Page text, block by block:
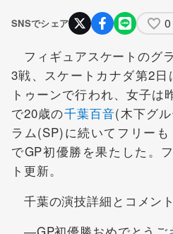
SNSでシェア 0
フィギュアスケートのグ
3戦、スケートカナダ第2
トゥーンで行われ、女子は
で20歳の千葉百音(木下グ
ラム(SP)に続いてフリー
でGP初優勝を果たした。
ト更新。
千葉の演技詳細とコメン